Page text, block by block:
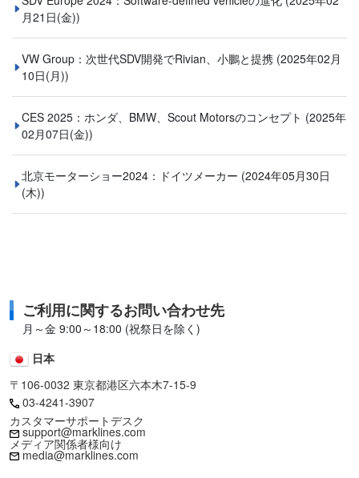
月21日(金))
VW Group：次世代SDV開発でRivian、小鵬と提携 (2025年02月
10日(月))
CES 2025：ホンダ、BMW、Scout Motorsのコンセプト (2025年
02月07日(金))
北京モーターショー2024：ドイツメーカー (2024年05月30日
(木))
ご利用に関するお問い合わせ先
月～金 9:00～18:00 (祝祭日を除く)
日本
〒106-0032 東京都港区六本木7-15-9
03-4241-3907
カスタマーサポートデスク
support@marklines.com
メディア関係者様向け
media@marklines.com